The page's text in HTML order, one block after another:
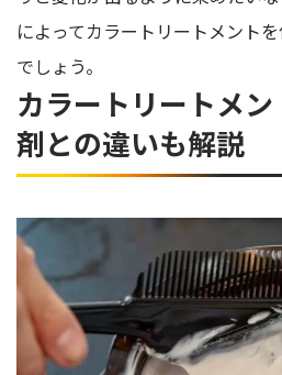
によってカラートリートメント
でしょう。
カラートリートメ
剤との違いも解説